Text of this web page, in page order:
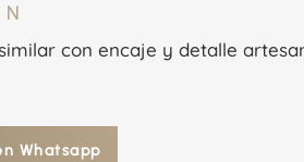
con encaje y detalle
Whatsapp